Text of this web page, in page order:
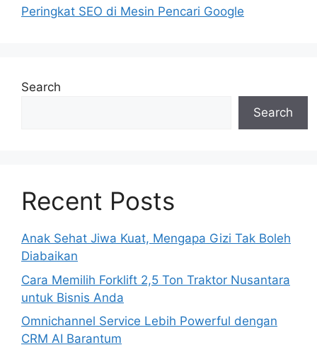
Peringkat SEO di Mesin Pencari Google
Search
Search
Recent Posts
Anak Sehat Jiwa Kuat, Mengapa Gizi Tak Boleh
Diabaikan
Cara Memilih Forklift 2,5 Ton Traktor Nusantara
untuk Bisnis Anda
Omnichannel Service Lebih Powerful dengan
CRM AI Barantum